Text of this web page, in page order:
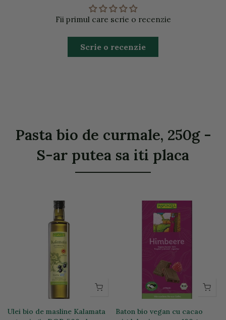
Fii primul care scrie o recenzie
Scrie o recenzie
Pasta bio de curmale, 250g -
S-ar putea sa iti placa
Ulei bio de masline Kalamata
Baton bio vegan cu cacao